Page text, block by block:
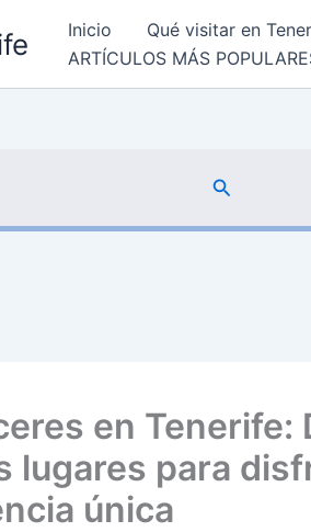
Inicio Qué visitar en
ARTÍCULOS MÁS
Buscar
en Tenerife:
lugares para
única